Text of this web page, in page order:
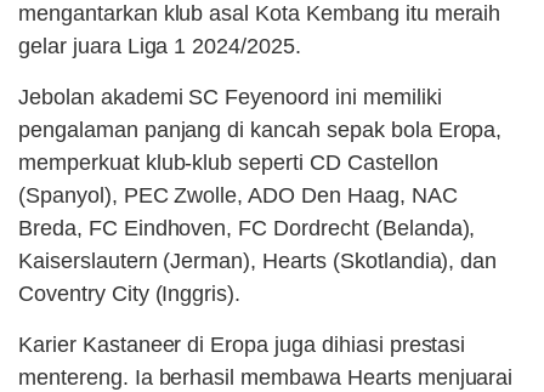
mengantarkan klub asal Kota Kembang itu meraih
gelar juara Liga 1 2024/2025.
Jebolan akademi SC Feyenoord ini memiliki
pengalaman panjang di kancah sepak bola Eropa,
memperkuat klub-klub seperti CD Castellon
(Spanyol), PEC Zwolle, ADO Den Haag, NAC
Breda, FC Eindhoven, FC Dordrecht (Belanda),
Kaiserslautern (Jerman), Hearts (Skotlandia), dan
Coventry City (Inggris).
Karier Kastaneer di Eropa juga dihiasi prestasi
mentereng. Ia berhasil membawa Hearts menjuarai